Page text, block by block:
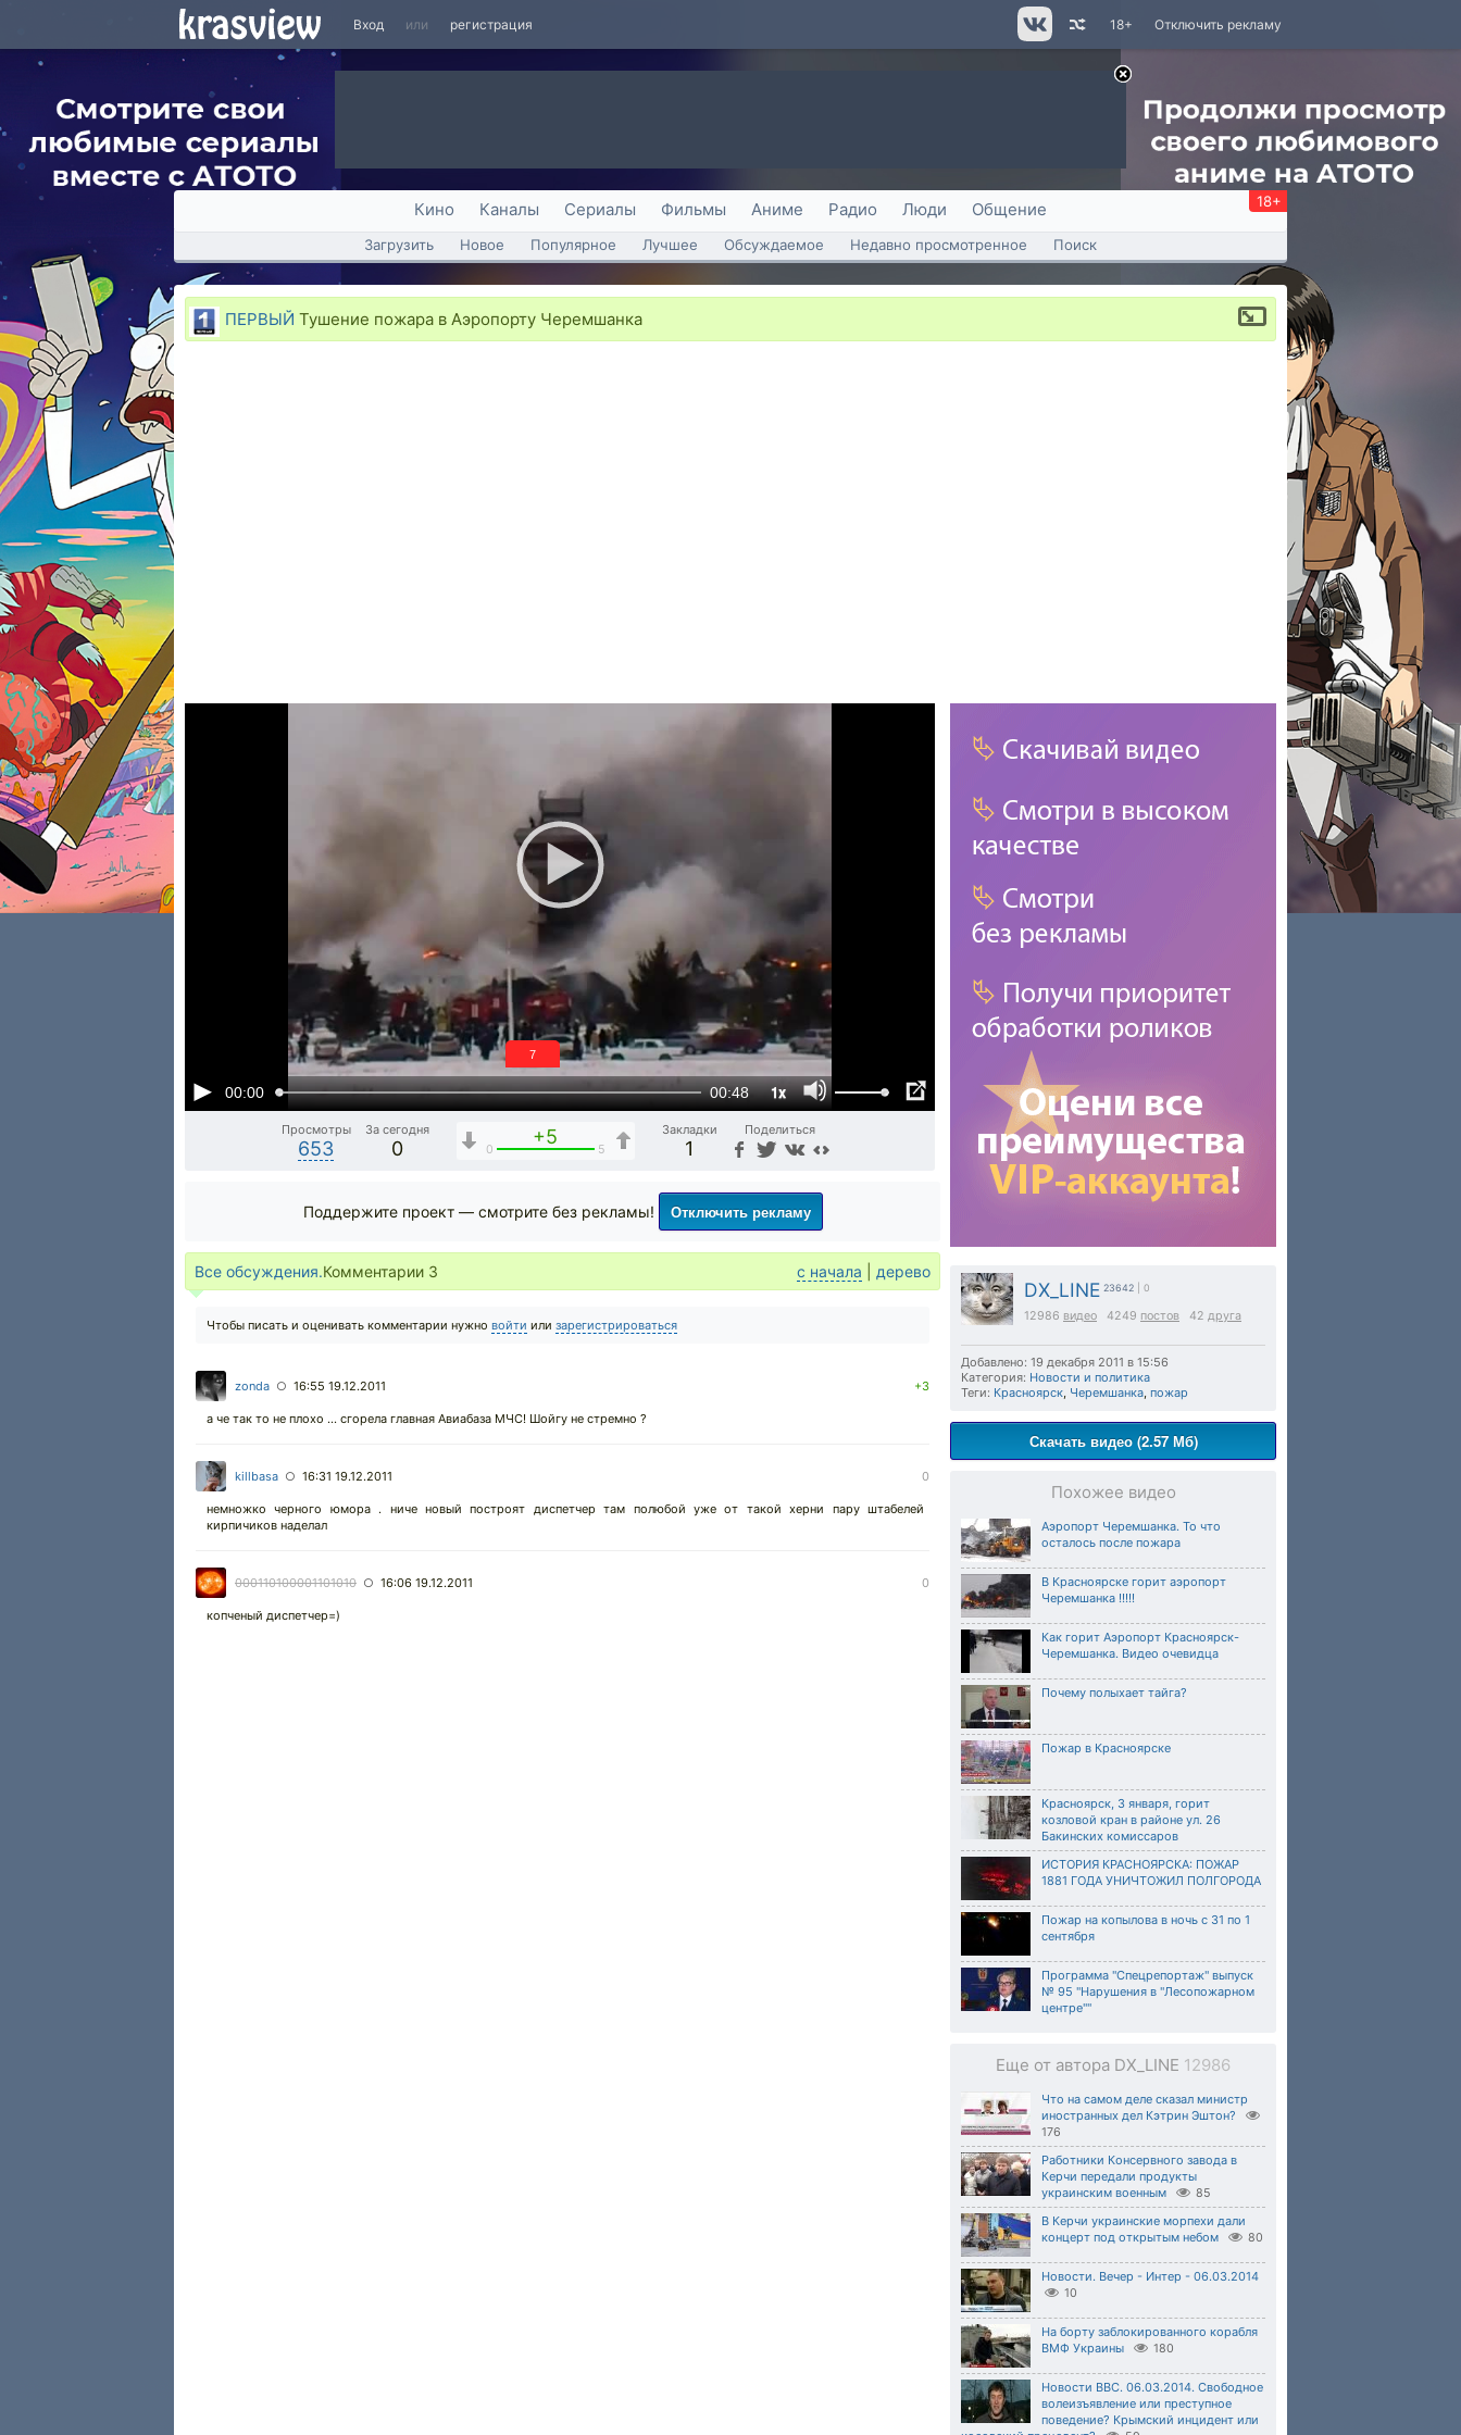
Вход или регистрация Отключить рекламу
18+
Кино Каналы Сериалы Фильмы Аниме Радио Люди Общение 18+
Загрузить Новое Популярное Лучшее Обсуждаемое Недавно просмотренное Поиск
ПЕРВЫЙ Тушение пожара в Аэропорту Черемшанка
00:00 00:48 1x
6
Просмотры
653
За сегодня
0
+5
0 5
Закладки
1
Поделиться
DX_LINE 23642 | 0
12986 видео 4249 постов 42 друга
Добавлено: 19 декабря 2011 в 15:56
Категория: Новости и политика
Теги: Красноярск, Черемшанка, пожар
Скачать видео (2.57 Мб)
Похожее видео
Аэропорт Черемшанка. То что
осталось после пожара
В Красноярске горит аэропорт
Черемшанка !!!!!
Как горит Аэропорт Красноярск-
Черемшанка. Видео очевидца
Почему полыхает тайга?
Пожар в Красноярске
Красноярск, 3 января, горит
козловой кран в районе ул. 26
Бакинских комиссаров
ИСТОРИЯ КРАСНОЯРСКА: ПОЖАР
1881 ГОДА УНИЧТОЖИЛ ПОЛГОРОДА
Пожар на копылова в ночь с 31 по 1
сентября
Программа "Спецрепортаж" выпуск
№ 95 "Нарушения в "Лесопожарном
центре""
Еще от автора DX_LINE 12986
Что на самом деле сказал министр
иностранных дел Кэтрин Эштон?
176
Работники Консервного завода в
Керчи передали продукты
украинским военным
85
В Керчи украинские морпехи дали
концерт под открытым небом
80
Новости. Вечер - Интер - 06.03.2014
10
На борту заблокированного корабля
ВМФ Украины
180
Новости BBC. 06.03.2014. Свободное
волеизъявление или преступное
поведение? Крымский инцидент или
Поддержите проект — смотрите без рекламы! Отключить рекламу
Все обсуждения.Комментарии 3 с начала дерево
Чтобы писать и оценивать комментарии нужно войти или зарегистрироваться
zonda ○ 16:55 19.12.2011 +3
а че так то не плохо ... сгорела главная Авиабаза МЧС! Шойгу не стремно ?
killbasa ○ 16:31 19.12.2011 0
немножко черного юмора . ниче новый построят диспетчер там полюбой уже от такой херни пару штабелей
кирпичиков наделал
000110100001101010 ○ 16:06 19.12.2011 0
копченый диспетчер=)